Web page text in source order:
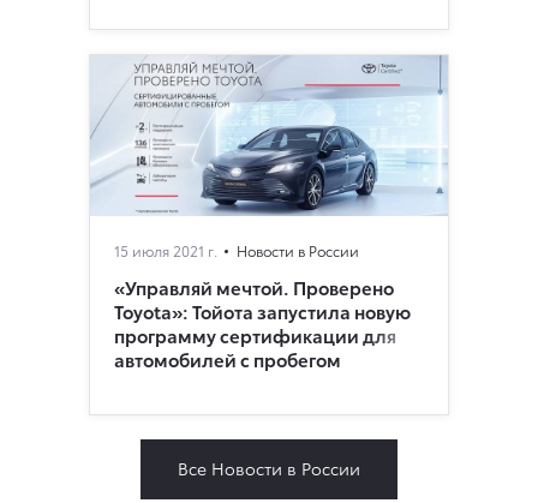
15 июля 2021 г. Новости в России
«Управляй мечтой. Проверено
Toyota»: Тойота запустила новую
программу сертификации для
автомобилей с пробегом
Все Новости в России